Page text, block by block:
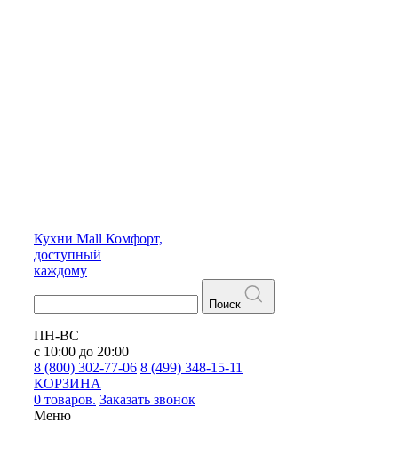
Кухни Mall Комфорт,
доступный
каждому
Поиск
ПН-ВС
с 10:00 до 20:00
8 (800) 302-77-06 8 (499) 348-15-11
КОРЗИНА
0 товаров. Заказать звонок
Меню